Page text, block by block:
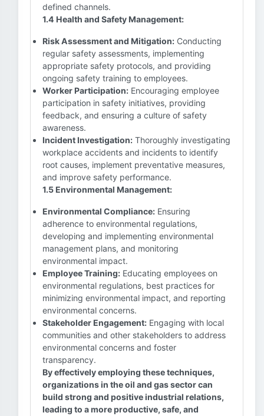
defined channels.
1.4 Health and Safety Management:
Risk Assessment and Mitigation: Conducting
regular safety assessments, implementing
appropriate safety protocols, and providing
ongoing safety training to employees.
Worker Participation: Encouraging employee
participation in safety initiatives, providing
feedback, and ensuring a culture of safety
awareness.
Incident Investigation: Thoroughly investigating
workplace accidents and incidents to identify
root causes, implement preventative measures,
and improve safety performance.
1.5 Environmental Management:
Environmental Compliance: Ensuring
adherence to environmental regulations,
developing and implementing environmental
management plans, and monitoring
environmental impact.
Employee Training: Educating employees on
environmental regulations, best practices for
minimizing environmental impact, and reporting
environmental concerns.
Stakeholder Engagement: Engaging with local
communities and other stakeholders to address
environmental concerns and foster
transparency.
By effectively employing these techniques,
organizations in the oil and gas sector can
build strong and positive industrial relations,
leading to a more productive, safe, and